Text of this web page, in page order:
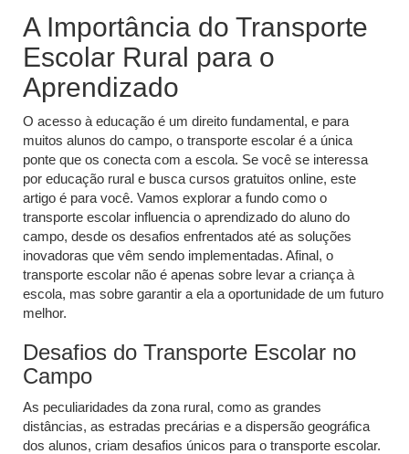
A Importância do Transporte
Escolar Rural para o
Aprendizado
O acesso à educação é um direito fundamental, e para
muitos alunos do campo, o transporte escolar é a única
ponte que os conecta com a escola. Se você se interessa
por educação rural e busca cursos gratuitos online, este
artigo é para você. Vamos explorar a fundo como o
transporte escolar influencia o aprendizado do aluno do
campo, desde os desafios enfrentados até as soluções
inovadoras que vêm sendo implementadas. Afinal, o
transporte escolar não é apenas sobre levar a criança à
escola, mas sobre garantir a ela a oportunidade de um futuro
melhor.
Desafios do Transporte Escolar no
Campo
As peculiaridades da zona rural, como as grandes
distâncias, as estradas precárias e a dispersão geográfica
dos alunos, criam desafios únicos para o transporte escolar.